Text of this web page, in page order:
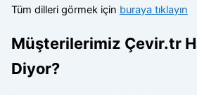
Tüm dilleri görmek için buraya tıklayın
Müşterilerimiz Çevir.tr
Diyor?